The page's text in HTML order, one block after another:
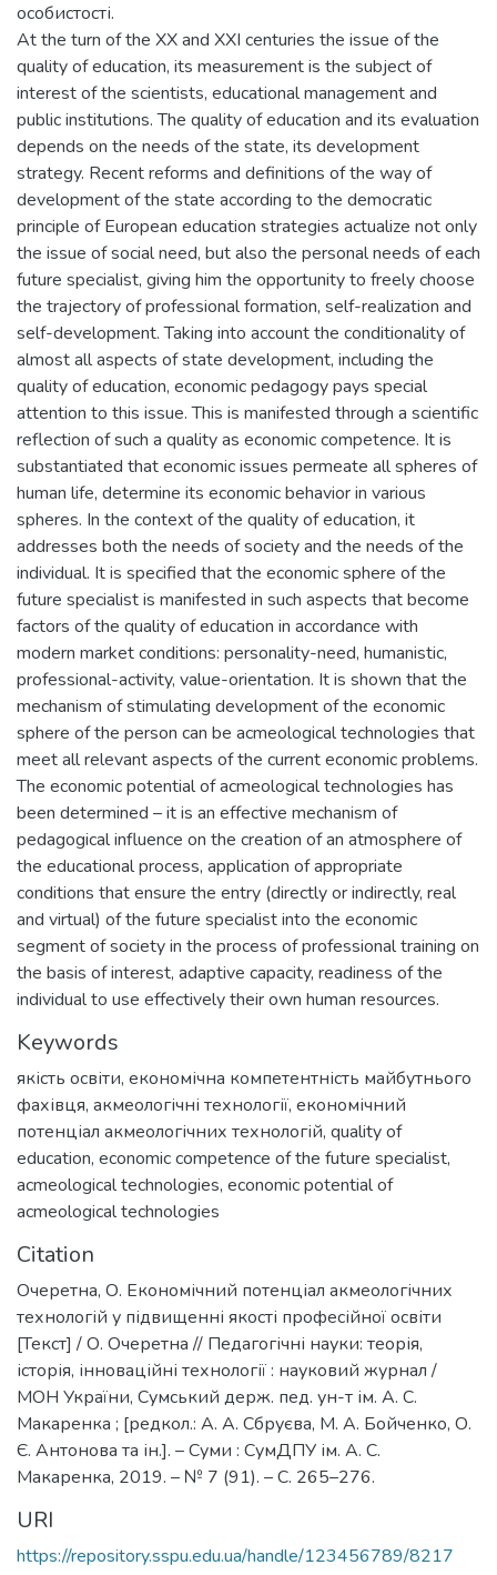
особистості.
At the turn of the XX and XXI centuries the issue of the
quality of education, its measurement is the subject of
interest of the scientists, educational management and
public institutions. The quality of education and its evaluation
depends on the needs of the state, its development
strategy. Recent reforms and definitions of the way of
development of the state according to the democratic
principle of European education strategies actualize not only
the issue of social need, but also the personal needs of each
future specialist, giving him the opportunity to freely choose
the trajectory of professional formation, self-realization and
self-development. Taking into account the conditionality of
almost all aspects of state development, including the
quality of education, economic pedagogy pays special
attention to this issue. This is manifested through a scientific
reflection of such a quality as economic competence. It is
substantiated that economic issues permeate all spheres of
human life, determine its economic behavior in various
spheres. In the context of the quality of education, it
addresses both the needs of society and the needs of the
individual. It is specified that the economic sphere of the
future specialist is manifested in such aspects that become
factors of the quality of education in accordance with
modern market conditions: personality-need, humanistic,
professional-activity, value-orientation. It is shown that the
mechanism of stimulating development of the economic
sphere of the person can be acmeological technologies that
meet all relevant aspects of the current economic problems.
The economic potential of acmeological technologies has
been determined – it is an effective mechanism of
pedagogical influence on the creation of an atmosphere of
the educational process, application of appropriate
conditions that ensure the entry (directly or indirectly, real
and virtual) of the future specialist into the economic
segment of society in the process of professional training on
the basis of interest, adaptive capacity, readiness of the
individual to use effectively their own human resources.
Keywords
якість освіти, економічна компетентність майбутнього
фахівця, акмеологічні технології, економічний
потенціал акмеологічних технологій, quality of
education, economic competence of the future specialist,
acmeological technologies, economic potential of
acmeological technologies
Citation
Очеретна, О. Економічний потенціал акмеологічних
технологій у підвищенні якості професійної освіти
[Текст] / О. Очеретна // Педагогічні науки: теорія,
історія, інноваційні технології : науковий журнал /
МОН України, Сумський держ. пед. ун-т ім. А. С.
Макаренка ; [редкол.: А. А. Сбруєва, М. А. Бойченко, О.
Є. Антонова та ін.]. – Суми : СумДПУ ім. А. С.
Макаренка, 2019. – № 7 (91). – С. 265–276.
URI
https://repository.sspu.edu.ua/handle/123456789/8217